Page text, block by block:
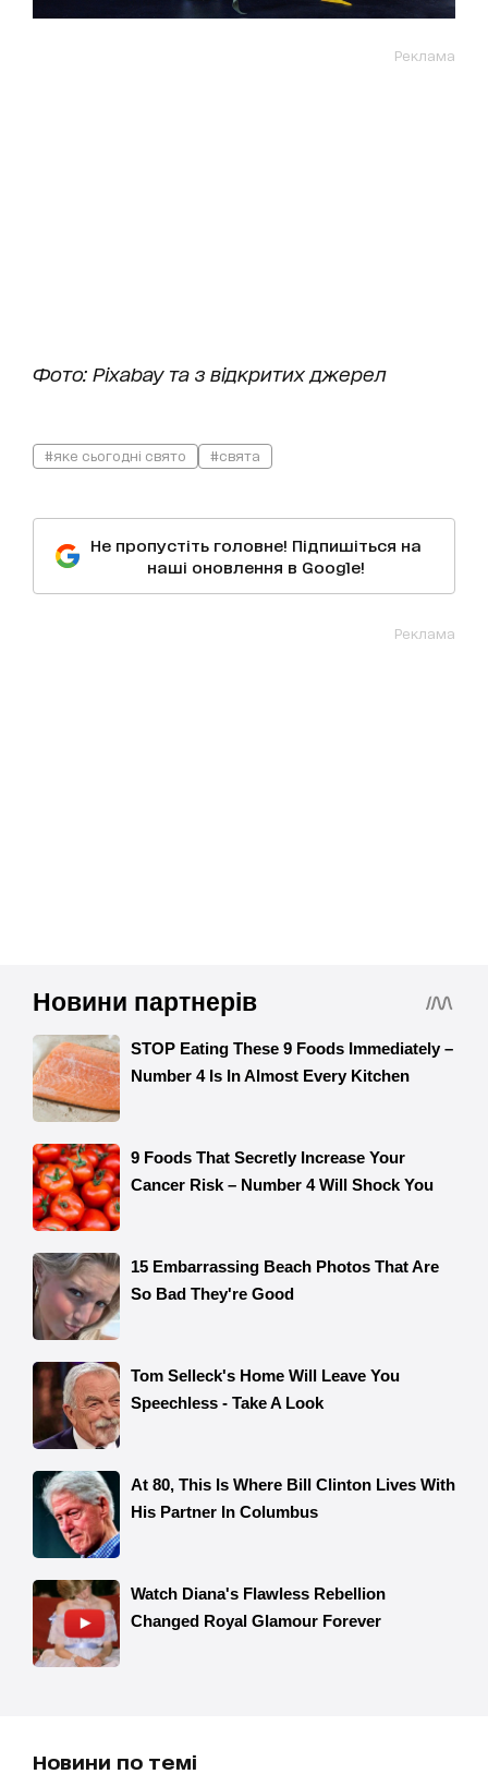
Реклама
Фото: Pixabay та з відкритих джерел
#яке сьогодні свято #свята
Не пропустіть головне! Підпишіться на
наші оновлення в Google!
Реклама
Новини по темі